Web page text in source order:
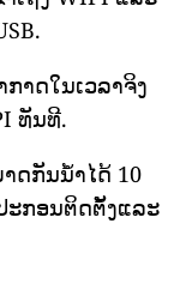
າດໃນເວລາຈິງ
ທັນທີ.
ດກັນນ້ໍາໄດ້ 10
ະກອນຕິດຕັ້ງແລະ